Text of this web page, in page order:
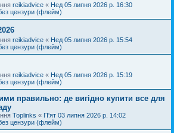
reikiadvice « Нед 05 липня 2026 р. 16:30
цензури (флейм)
reikiadvice « Нед 05 липня 2026 р. 15:54
цензури (флейм)
reikiadvice « Нед 05 липня 2026 р. 15:19
цензури (флейм)
правильно: де вигідно купити все для
Toplinks « П'ят 03 липня 2026 р. 14:02
цензури (флейм)